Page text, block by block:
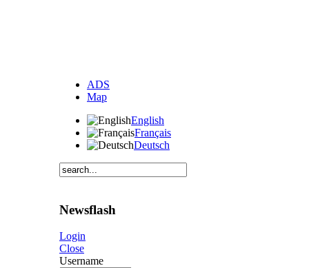
ADS
Map
English
Français
Deutsch
Newsflash
Login
Close
Username